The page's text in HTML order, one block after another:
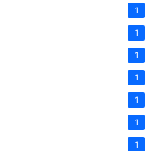
1
1
1
1
1
1
1